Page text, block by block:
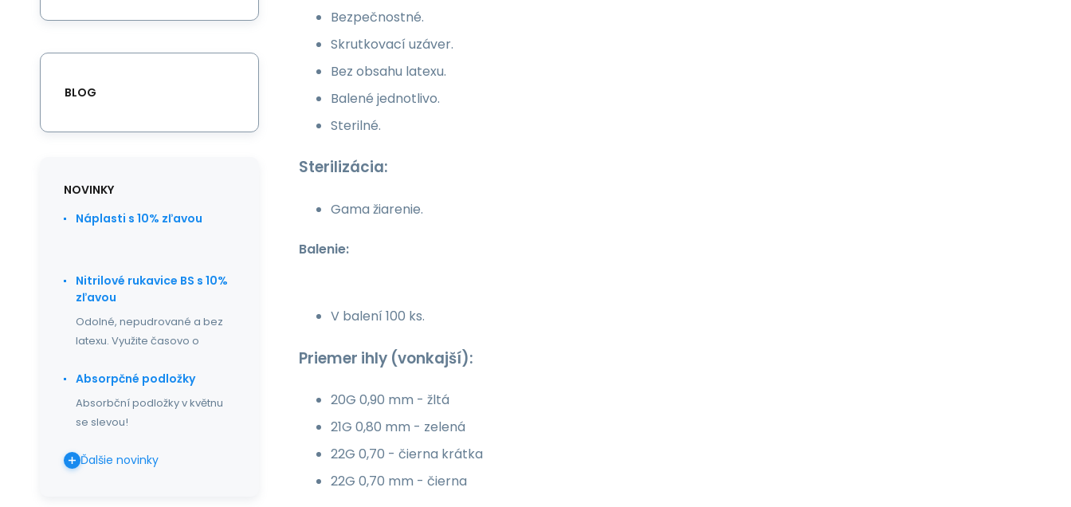
Bezpečnostné.
Skrutkovací uzáver.
Bez obsahu latexu.
Balené jednotlivo.
Sterilné.
Sterilizácia:
Gama žiarenie.
Balenie:
V balení 100 ks.
Priemer ihly (vonkajší):
20G 0,90 mm - žltá
21G 0,80 mm - zelená
22G 0,70 - čierna krátka
22G 0,70 mm - čierna
BLOG
NOVINKY
Náplasti s 10% zľavou
Nitrilové rukavice BS s 10%
zľavou
Odolné, nepudrované a bez
latexu. Využite časovo o
Absorpčné podložky
Absorbční podložky v květnu
se slevou!
Ďalšie novinky